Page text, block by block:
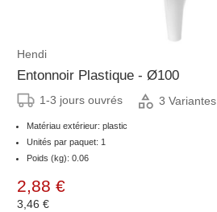
Hendi
Entonnoir Plastique - Ø100
1-3 jours ouvrés 3 Variantes
Matériau extérieur: plastic
Unités par paquet: 1
Poids (kg): 0.06
2,88 €
3,46 €